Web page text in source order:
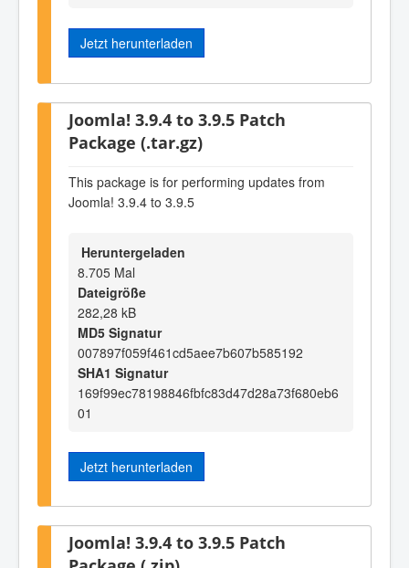
Jetzt herunterladen
Joomla! 3.9.4 to 3.9.5 Patch
Package (.tar.gz)
This package is for performing updates from
Joomla! 3.9.4 to 3.9.5
Heruntergeladen
8.705 Mal
Dateigröße
282,28 kB
MD5 Signatur
007897f059f461cd5aee7b607b585192
SHA1 Signatur
169f99ec78198846fbfc83d47d28a73f680eb6
01
Jetzt herunterladen
Joomla! 3.9.4 to 3.9.5 Patch